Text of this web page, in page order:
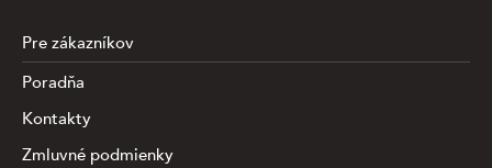
Pre zákazníkov
Poradňa
Kontakty
Zmluvné podmienky